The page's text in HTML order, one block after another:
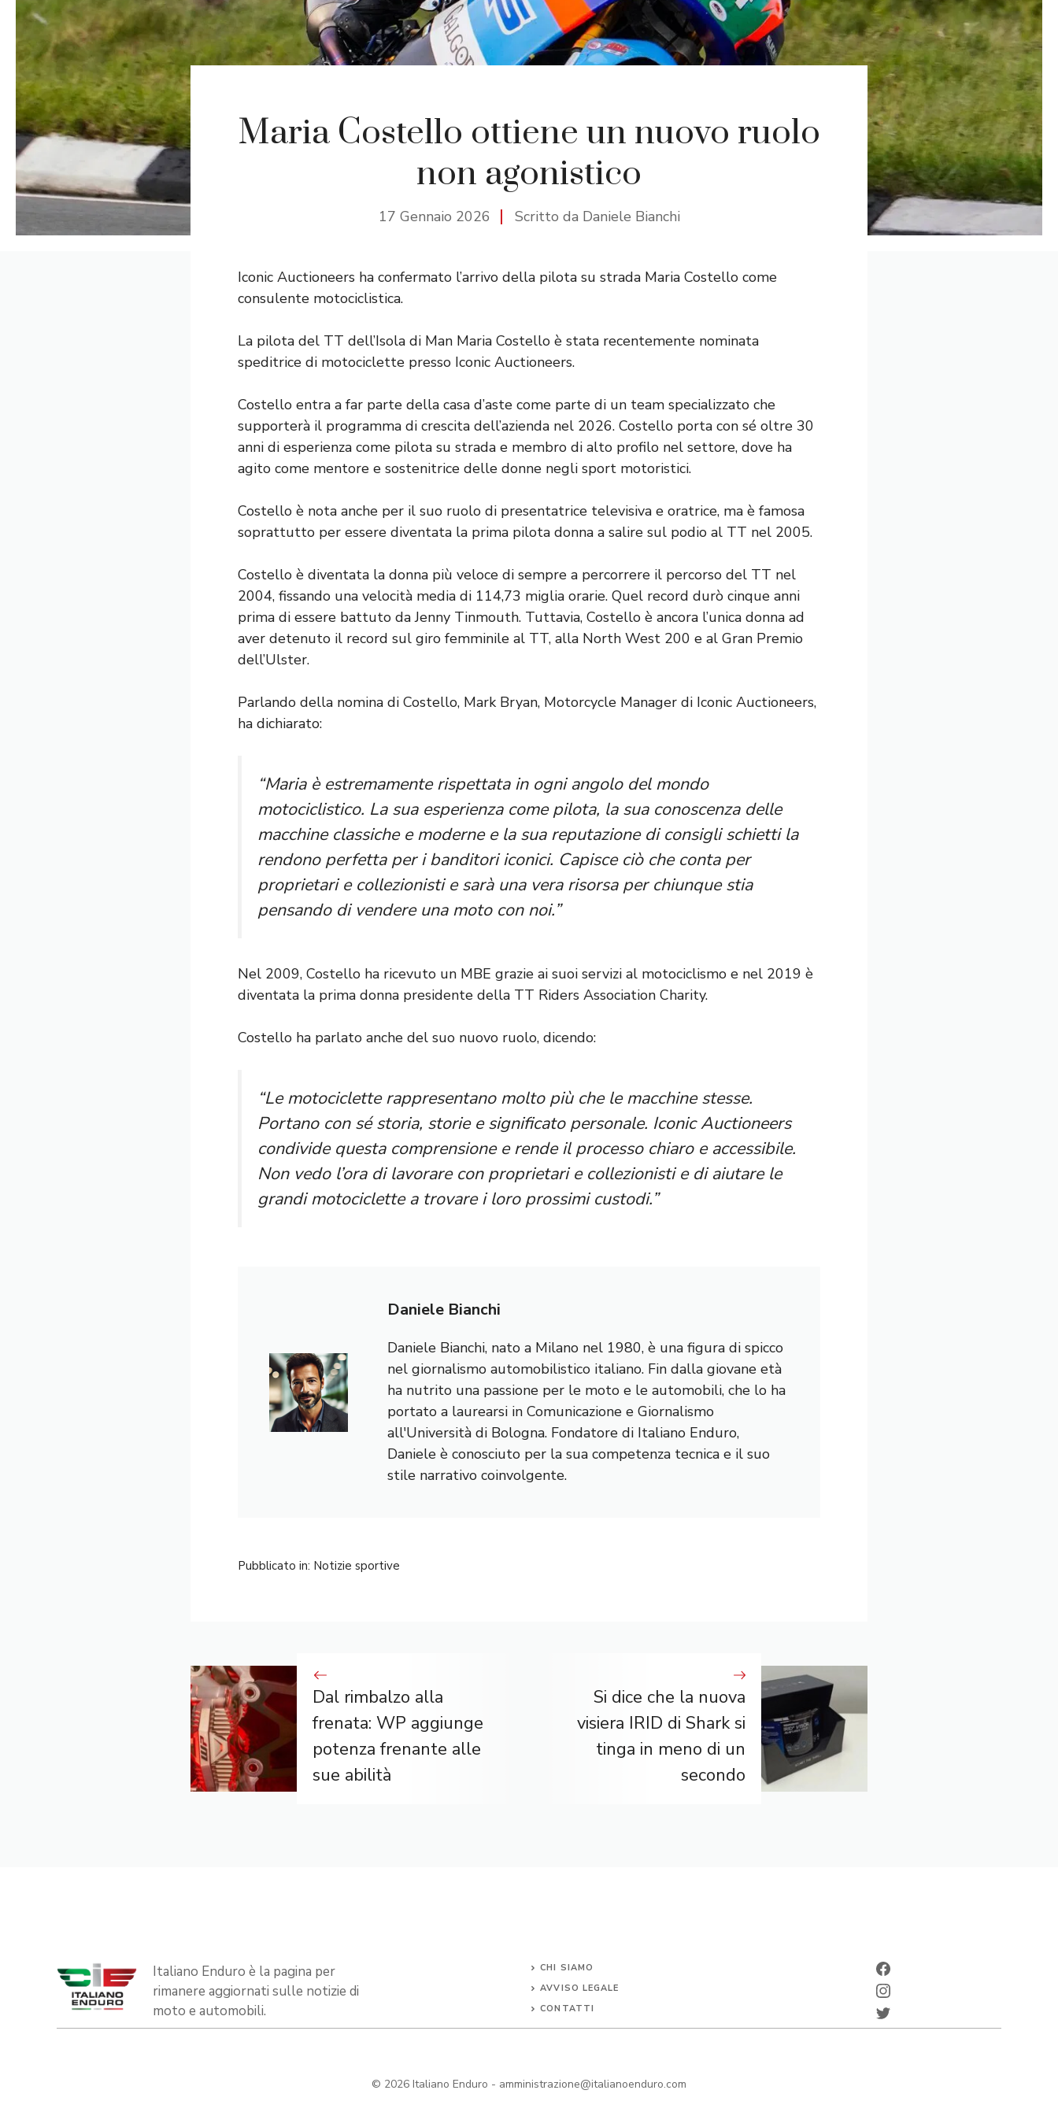
Maria Costello ottiene un nuovo ruolo
non agonistico
17 Gennaio 2026 Scritto da Daniele Bianchi
Iconic Auctioneers ha confermato l’arrivo della pilota su strada Maria Costello come
consulente motociclistica.
La pilota del TT dell’Isola di Man Maria Costello è stata recentemente nominata
speditrice di motociclette presso Iconic Auctioneers.
Costello entra a far parte della casa d’aste come parte di un team specializzato che
supporterà il programma di crescita dell’azienda nel 2026. Costello porta con sé oltre 30
anni di esperienza come pilota su strada e membro di alto profilo nel settore, dove ha
agito come mentore e sostenitrice delle donne negli sport motoristici.
Costello è nota anche per il suo ruolo di presentatrice televisiva e oratrice, ma è famosa
soprattutto per essere diventata la prima pilota donna a salire sul podio al TT nel 2005.
Costello è diventata la donna più veloce di sempre a percorrere il percorso del TT nel
2004, fissando una velocità media di 114,73 miglia orarie. Quel record durò cinque anni
prima di essere battuto da Jenny Tinmouth. Tuttavia, Costello è ancora l’unica donna ad
aver detenuto il record sul giro femminile al TT, alla North West 200 e al Gran Premio
dell’Ulster.
Parlando della nomina di Costello, Mark Bryan, Motorcycle Manager di Iconic Auctioneers,
ha dichiarato:
“Maria è estremamente rispettata in ogni angolo del mondo
motociclistico. La sua esperienza come pilota, la sua conoscenza delle
macchine classiche e moderne e la sua reputazione di consigli schietti la
rendono perfetta per i banditori iconici. Capisce ciò che conta per
proprietari e collezionisti e sarà una vera risorsa per chiunque stia
pensando di vendere una moto con noi.”
Nel 2009, Costello ha ricevuto un MBE grazie ai suoi servizi al motociclismo e nel 2019 è
diventata la prima donna presidente della TT Riders Association Charity.
Costello ha parlato anche del suo nuovo ruolo, dicendo:
“Le motociclette rappresentano molto più che le macchine stesse.
Portano con sé storia, storie e significato personale. Iconic Auctioneers
condivide questa comprensione e rende il processo chiaro e accessibile.
Non vedo l’ora di lavorare con proprietari e collezionisti e di aiutare le
grandi motociclette a trovare i loro prossimi custodi.”
Daniele Bianchi
Daniele Bianchi, nato a Milano nel 1980, è una figura di spicco
nel giornalismo automobilistico italiano. Fin dalla giovane età
ha nutrito una passione per le moto e le automobili, che lo ha
portato a laurearsi in Comunicazione e Giornalismo
all'Università di Bologna. Fondatore di Italiano Enduro,
Daniele è conosciuto per la sua competenza tecnica e il suo
stile narrativo coinvolgente.
Pubblicato in: Notizie sportive
Dal rimbalzo alla
frenata: WP aggiunge
potenza frenante alle
sue abilità
Si dice che la nuova
visiera IRID di Shark si
tinga in meno di un
secondo
Italiano Enduro è la pagina per
rimanere aggiornati sulle notizie di
moto e automobili.
CHI SIAMO
AVVISO LEGALE
CONTATTI
© 2026 Italiano Enduro - amministrazione@italianoenduro.com